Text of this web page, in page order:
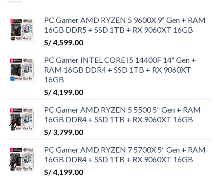
PC Gamer AMD RYZEN 5 9600X 9ª Gen + RAM
16GB DDR5 + SSD 1TB + RX 9060XT 16GB
S/4,599.00
PC Gamer INTEL CORE I5 14400F 14ª Gen +
RAM 16GB DDR4 + SSD 1TB + RX 9060XT
16GB
S/4,199.00
PC Gamer AMD RYZEN 5 5500 5ª Gen + RAM
16GB DDR4 + SSD 1TB + RX 9060XT 16GB
S/3,799.00
PC Gamer AMD RYZEN 7 5700X 5ª Gen + RAM
16GB DDR4 + SSD 1TB + RX 9060XT 16GB
S/4,199.00